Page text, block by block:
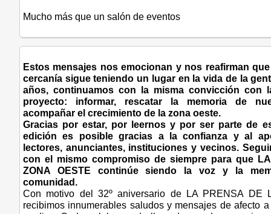
Mucho más que un salón de eventos
Estos mensajes nos emocionan y nos reafirman
cercanía sigue teniendo un lugar en la vida de la
años, continuamos con la misma convicción con
proyecto: informar, rescatar la memoria de
acompañar el crecimiento de la zona oeste.
Gracias por estar, por leernos y por ser parte de
edición es posible gracias a la confianza y al
lectores, anunciantes, instituciones y vecinos.
con el mismo compromiso de siempre para que
ZONA OESTE continúe siendo la voz y la
comunidad.
Con motivo del 32º aniversario de LA PRENSA DE
recibimos innumerables saludos y mensajes de afecto